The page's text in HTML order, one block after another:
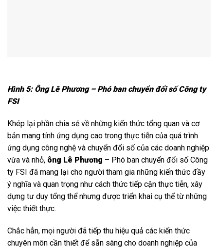
Hình 5: Ông Lê Phương – Phó ban chuyển đổi số Công ty
FSI
Khép lại phần chia sẻ về những kiến thức tổng quan và cơ
bản mang tính ứng dụng cao trong thực tiễn của quá trình
ứng dụng công nghệ và chuyển đổi số của các doanh nghiệp
vừa và nhỏ, ông Lê Phương – Phó ban chuyển đổi số Công
ty FSI đã mang lại cho người tham gia những kiến thức đầy
ý nghĩa và quan trọng như cách thức tiếp cận thực tiễn, xây
dựng tư duy tổng thể nhưng được triển khai cụ thể từ những
việc thiết thực.
Chắc hẳn, mọi người đã tiếp thu hiệu quả các kiến thức
chuyên môn cần thiết để sẵn sàng cho doanh nghiệp của